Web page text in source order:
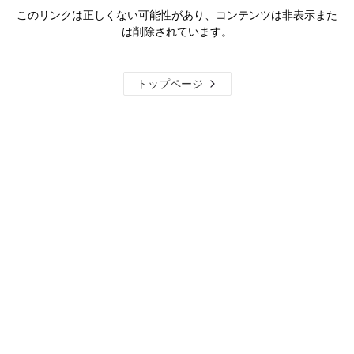
このリンクは正しくない可能性があり、コンテンツは非表示また
は削除されています。
トップページ